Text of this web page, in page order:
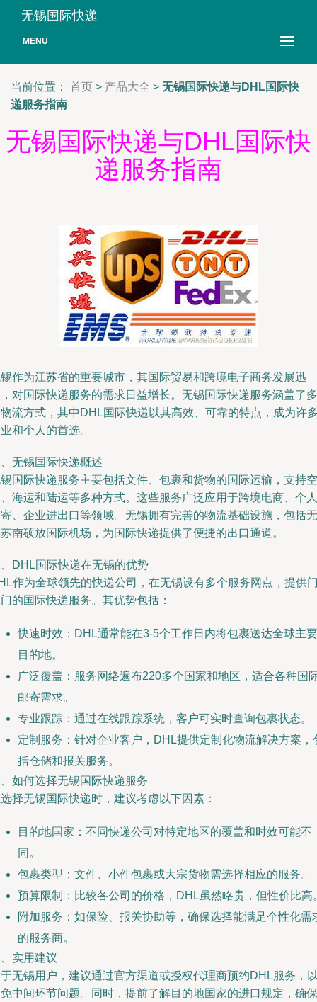
无锡国际快递
MENU
当前位置： 首页 > 产品大全 > 无锡国际快递与DHL国际快
递服务指南
无锡国际快递与DHL国际快
递服务指南
作为江苏省的重要城市，其国际贸易和跨境电子商务发展迅
对国际快递服务的需求日益增长。无锡国际快递服务涵盖了多
流方式，其中DHL国际快递以其高效、可靠的特点，成为许
和个人的首选。
无锡国际快递概述
国际快递服务主要包括文件、包裹和货物的国际运输，支持空
海运和陆运等多种方式。这些服务广泛应用于跨境电商、个人
、企业进出口等领域。无锡拥有完善的物流基础设施，包括无
南硕放国际机场，为国际快递提供了便捷的出口通道。
DHL国际快递在无锡的优势
作为全球领先的快递公司，在无锡设有多个服务网点，提供
的国际快递服务。其优势包括：
快速时效：DHL通常能在3-5个工作日内将包裹送达全球主要
目的地。
广泛覆盖：服务网络遍布220多个国家和地区，适合各种国
邮寄需求。
专业跟踪：通过在线跟踪系统，客户可实时查询包裹状态。
定制服务：针对企业客户，DHL提供定制化物流解决方案，
括仓储和报关服务。
如何选择无锡国际快递服务
择无锡国际快递时，建议考虑以下因素：
目的地国家：不同快递公司对特定地区的覆盖和时效可能不
同。
包裹类型：文件、小件包裹或大宗货物需选择相应的服务。
预算限制：比较各公司的价格，DHL虽然略贵，但性价比高
附加服务：如保险、报关协助等，确保选择能满足个性化需
的服务商。
实用建议
无锡用户，建议通过官方渠道或授权代理商预约DHL服务，
中间环节问题。同时，提前了解目的地国家的进口规定，确保